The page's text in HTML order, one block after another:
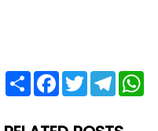
Share Facebook
TwitterTelegram